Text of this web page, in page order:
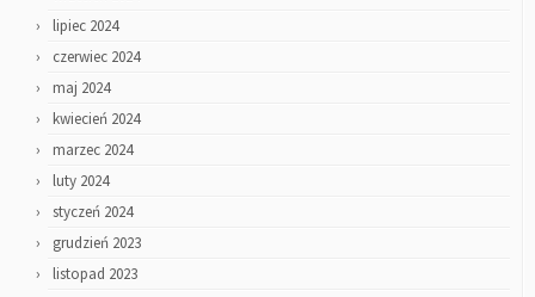
lipiec 2024
czerwiec 2024
maj 2024
kwiecień 2024
marzec 2024
luty 2024
styczeń 2024
grudzień 2023
listopad 2023